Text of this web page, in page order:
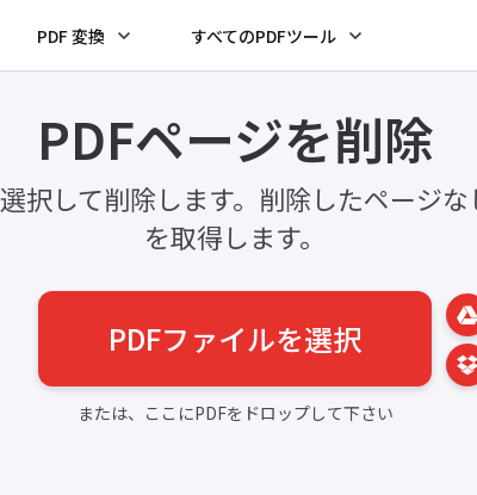
PDF 変換 すべてのPDFツール
PDFページを削除
択して削除します。削除したページ
を取得します。
PDFファイルを選択
または、ここにPDFをドロップして下さい